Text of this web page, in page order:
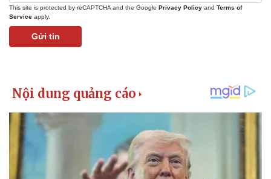
Thể thao
Thế giới thể thao
eSports
Hậu trường
This site is protected by reCAPTCHA and the Google Privacy Policy and Terms of
Service apply.
Gửi tin